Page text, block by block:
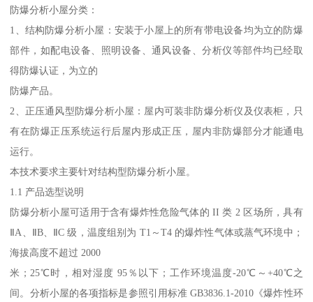
防爆分析小屋分类：
1、结构防爆分析小屋：安装于小屋上的所有带电设备均为立的防爆
部件，如配电设备、照明设备、通风设备、分析仪等部件均已经取
得防爆认证，为立的
防爆产品。
2、正压通风型防爆分析小屋：屋内可装非防爆分析仪及仪表柜，只
有在防爆正压系统运行后屋内形成正压，屋内非防爆部分才能通电
运行。
本技术要求主要针对结构型防爆分析小屋。
1.1 产品选型说明
防爆分析小屋可适用于含有爆炸性危险气体的 II 类 2 区场所，具有
ⅡA、ⅡB、ⅡC 级，温度组别为 T1～T4 的爆炸性气体或蒸气环境中；
海拔高度不超过 2000
米；25℃时，相对湿度 95％以下；工作环境温度-20℃～+40℃之
间。分析小屋的各项指标是参照引用标准 GB3836.1-2010《爆炸性环